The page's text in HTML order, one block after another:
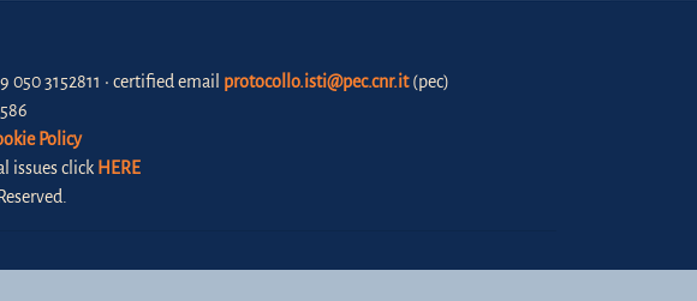
3152811 • certified email protocollo.isti@pec.cnr.it(pec)
Policy
issues click HERE